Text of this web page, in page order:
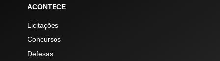
ACONTECE
Licitações
Concursos
Defesas